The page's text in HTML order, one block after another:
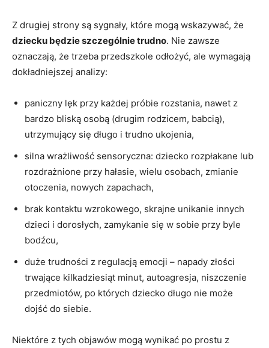
Z drugiej strony są sygnały, które mogą wskazywać, że
dziecku będzie szczególnie trudno. Nie zawsze
oznaczają, że trzeba przedszkole odłożyć, ale wymagają
dokładniejszej analizy:
paniczny lęk przy każdej próbie rozstania, nawet z
bardzo bliską osobą (drugim rodzicem, babcią),
utrzymujący się długo i trudno ukojenia,
silna wrażliwość sensoryczna: dziecko rozpłakane lub
rozdrażnione przy hałasie, wielu osobach, zmianie
otoczenia, nowych zapachach,
brak kontaktu wzrokowego, skrajne unikanie innych
dzieci i dorosłych, zamykanie się w sobie przy byle
bodźcu,
duże trudności z regulacją emocji – napady złości
trwające kilkadziesiąt minut, autoagresja, niszczenie
przedmiotów, po których dziecko długo nie może
dojść do siebie.
Niektóre z tych objawów mogą wynikać po prostu z